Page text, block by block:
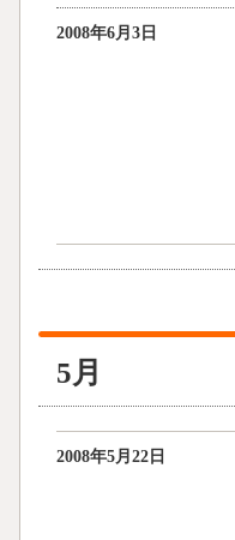
2008年6月3日
5月
2008年5月22日